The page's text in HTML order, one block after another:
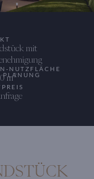
mit
NUTZFLÄCHE
PLANUNG
m2